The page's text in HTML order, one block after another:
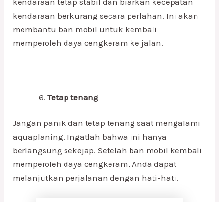
kendaraan tetap stabil dan biarkan kecepatan
kendaraan berkurang secara perlahan. Ini akan
membantu ban mobil untuk kembali
memperoleh daya cengkeram ke jalan.
Tetap tenang
Jangan panik dan tetap tenang saat mengalami
aquaplaning. Ingatlah bahwa ini hanya
berlangsung sekejap. Setelah ban mobil kembali
memperoleh daya cengkeram, Anda dapat
melanjutkan perjalanan dengan hati-hati.